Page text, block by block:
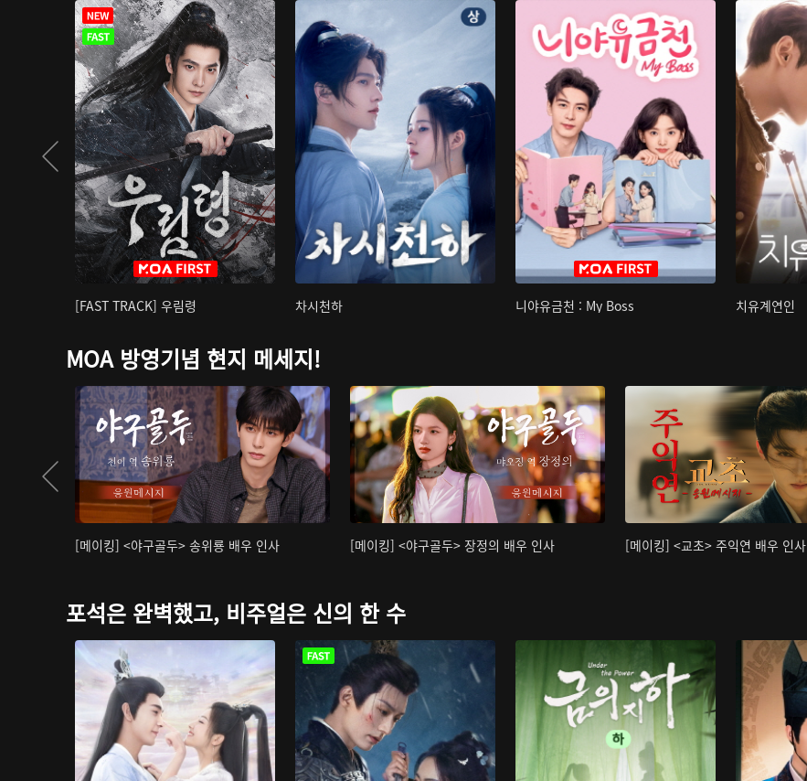
[FAST TRACK] 우림령 차시천하 니야유금천 : My Boss 치유계연인
MOA 방영기념 현지 메세지!
[메이킹] <야구골두> 송위룡 배우 인사 [메이킹] <야구골두> 장정의 배우 인사 [메이킹] <교초> 주익연 배우 인사
포석은 완벽했고, 비주얼은 신의 한 수